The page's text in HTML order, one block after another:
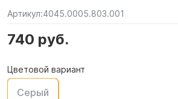
Артикул:4045.0005.803.001
740 руб.
Цветовой вариант
Серый